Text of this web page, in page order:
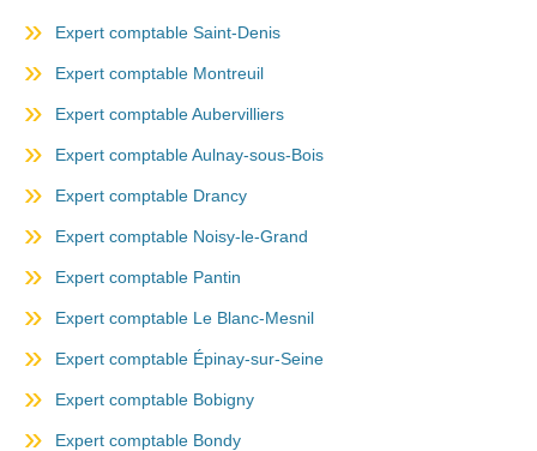
Expert comptable Saint-Denis
Expert comptable Montreuil
Expert comptable Aubervilliers
Expert comptable Aulnay-sous-Bois
Expert comptable Drancy
Expert comptable Noisy-le-Grand
Expert comptable Pantin
Expert comptable Le Blanc-Mesnil
Expert comptable Épinay-sur-Seine
Expert comptable Bobigny
Expert comptable Bondy